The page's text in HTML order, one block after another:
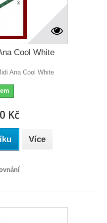
Cool White
Ana Cool White
Kč
Více